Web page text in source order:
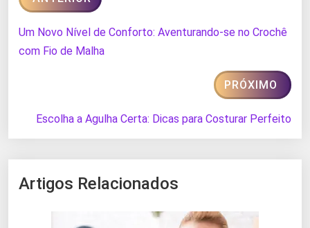
Um Novo Nível de Conforto: Aventurando-se no Crochê
com Fio de Malha
PRÓXIMO
Escolha a Agulha Certa: Dicas para Costurar Perfeito
Artigos Relacionados